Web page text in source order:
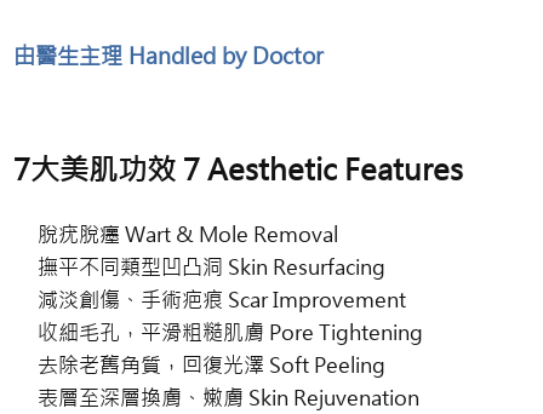
由醫生主理 Handled by Doctor
7大美肌功效 7 Aesthetic Features
脫疣脫癦 Wart & Mole Removal
撫平不同類型凹凸洞 Skin Resurfacing
減淡創傷、手術疤痕 Scar Improvement
收細毛孔，平滑粗糙肌膚 Pore Tightening
去除老舊角質，回復光澤 Soft Peeling
表層至深層換膚、嫩膚 Skin Rejuvenation